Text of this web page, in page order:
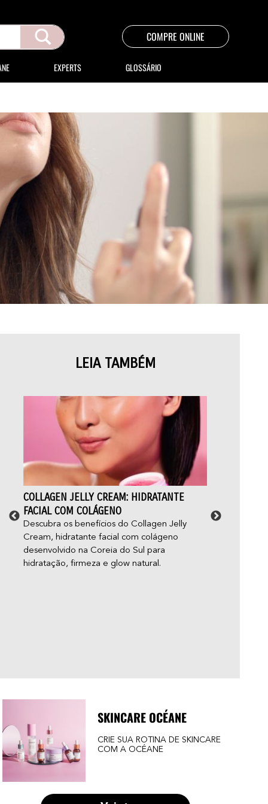
COMPRE ONLINE
EXPERTS GLOSSÁRIO
LEIA TAMBÉM
COLLAGEN JELLY CREAM: HIDRATANTE
FACIAL COM COLÁGENO
Descubra os benefícios do Collagen Jelly
Cream, hidratante facial com colágeno
desenvolvido na Coreia do Sul para
hidratação, firmeza e glow natural.
SKINCARE OCÉANE
CRIE SUA ROTINA DE SKINCARE
COM A OCÉANE